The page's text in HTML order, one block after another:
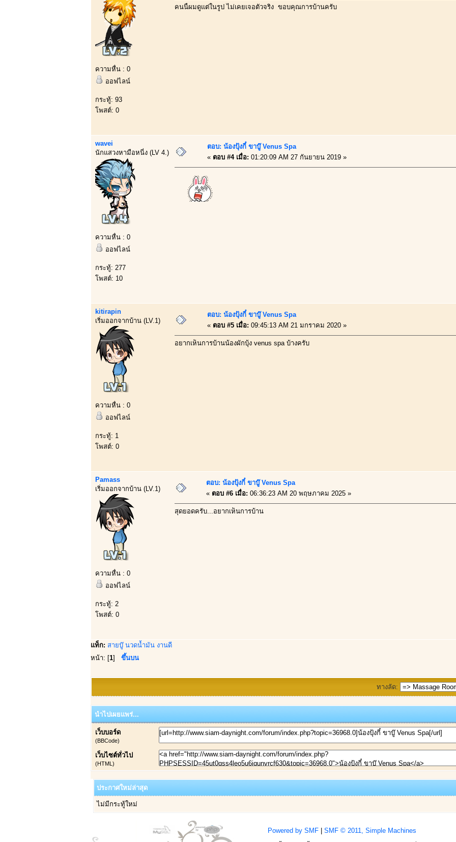
ความหื่น : 0
ออฟไลน์
กระทู้: 93
โพสต์: 0
คนนี้ผมดูแต่ในรูป ไม่เคยเจอตัวจริง ขอบคุณการบ้านครับ
wavei
นักแสวงหามือหนี่ง (LV 4.)
ความหื่น : 0
ออฟไลน์
กระทู้: 277
โพสต์: 10
ตอบ: น้องปุ้งกี๋ ขาบู๊ Venus Spa
« ตอบ #4 เมื่อ: 01:20:09 AM 27 กันยายน 2019 »
kitirapin
เริ่มออกจากบ้าน (LV.1)
ความหื่น : 0
ออฟไลน์
กระทู้: 1
โพสต์: 0
ตอบ: น้องปุ้งกี๋ ขาบู๊ Venus Spa
« ตอบ #5 เมื่อ: 09:45:13 AM 21 มกราคม 2020 »
อยากเห็นการบ้านน้องผักบุ้ง venus spa บ้างครับ
Pamass
เริ่มออกจากบ้าน (LV.1)
ความหื่น : 0
ออฟไลน์
กระทู้: 2
โพสต์: 0
ตอบ: น้องปุ้งกี๋ ขาบู๊ Venus Spa
« ตอบ #6 เมื่อ: 06:36:23 AM 20 พฤษภาคม 2025 »
สุดยอดครับ...อยากเห็นการบ้าน
แท็ก: สายบู๊ นวดน้ำมัน งานดี
หน้า: [1] ขึ้นบน
ทางลัด:
นำไปเผยแพร่...
เว็บบอร์ด
(BBCode)
เว็บไซต์ทั่วไป
(HTML)
ประกาศใหม่ล่าสุด
ไม่มีกระทู้ใหม่
Powered by SMF | SMF © 2011, Simple Machines